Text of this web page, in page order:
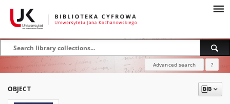
Advanced search ?
OBJECT